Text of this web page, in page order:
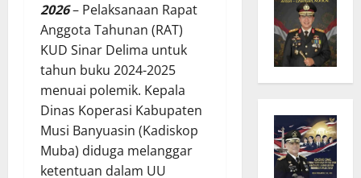
2026– Pelaksanaan Rapat
Anggota Tahunan (RAT)
KUD Sinar Delima untuk
tahun buku 2024-2025
menuai polemik. Kepala
Dinas Koperasi Kabupaten
Musi Banyuasin (Kadiskop
Muba) diduga melanggar
ketentuan dalam UU